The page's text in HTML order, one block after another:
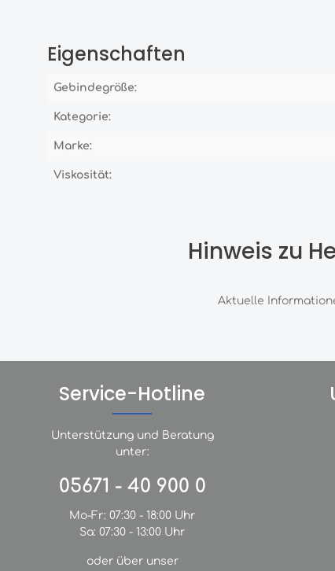
Eigenschaften
Gebindegröße:
Kategorie:
Marke:
Viskosität:
Hinweis zu
Aktuelle
Service-Hotline
Unterstützung und Beratung
unter:
05671 - 40 900 0
Mo-Fr: 07:30 - 18:00 Uhr
Sa: 07:30 - 13:00 Uhr
oder über unser